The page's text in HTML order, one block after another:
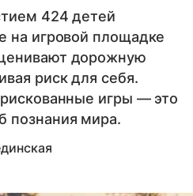
424 детей
на игровой площадке
дорожную
риск для себя.
игры — это
познания мира.